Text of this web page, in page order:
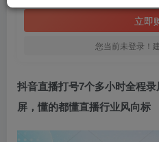
立即
您当前未登录！
抖音直播打号7个多小时全程
屏，懂的都懂直播行业风向标